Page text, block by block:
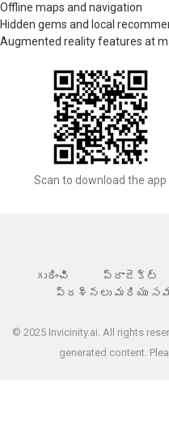
Offline maps and navigation
Hidden gems and local
Augmented reality features at
Scan to download the app
గురించి ప్రాజెక్ట్
ప్రశ్నలు మరియు
© 2025 Invicinity.ai. All rights
generated content.